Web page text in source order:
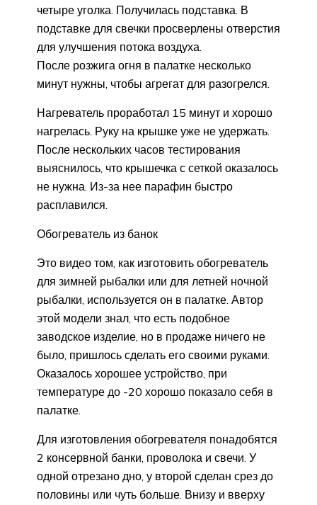
четыре уголка. Получилась подставка. В
подставке для свечки просверлены отверстия
для улучшения потока воздуха.
После розжига огня в палатке несколько
минут нужны, чтобы агрегат для разогрелся.
Нагреватель проработал 15 минут и хорошо
нагрелась. Руку на крышке уже не удержать.
После нескольких часов тестирования
выяснилось, что крышечка с сеткой оказалось
не нужна. Из-за нее парафин быстро
расплавился.
Обогреватель из банок
Это видео том, как изготовить обогреватель
для зимней рыбалки или для летней ночной
рыбалки, используется он в палатке. Автор
этой модели знал, что есть подобное
заводское изделие, но в продаже ничего не
было, пришлось сделать его своими руками.
Оказалось хорошее устройство, при
температуре до -20 хорошо показало себя в
палатке.
Для изготовления обогревателя понадобятся
2 консервной банки, проволока и свечи. У
одной отрезано дно, у второй сделан срез до
половины или чуть больше. Внизу и вверху